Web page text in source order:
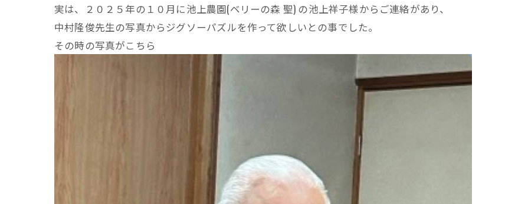
実は、２０２５年の１０月に池上農園(ベリーの森 聖) の池上祥子様からご連絡があり、
中村隆俊先生の写真からジグソーパズルを作って欲しいとの事でした。
その時の写真がこちら